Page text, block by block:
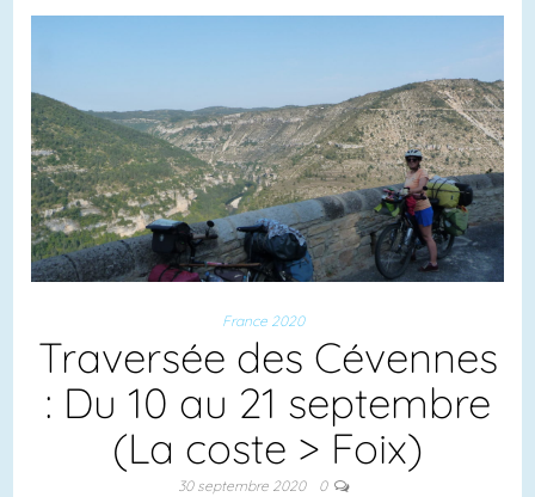
France 2020
Traversée des Cévennes
: Du 10 au 21 septembre
(La coste > Foix)
30 septembre 2020 0